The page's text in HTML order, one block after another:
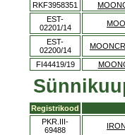
RKF3958351
EST-
02201/14
EST-
02200/14
FI44419/19
Registrikood
PKR.III-
69488